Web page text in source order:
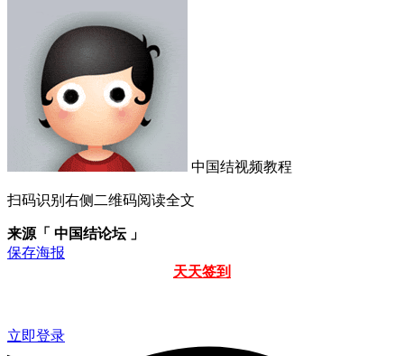
中国结视频教程
扫码识别右侧二维码阅读全文
来源「 中国结论坛 」
保存海报
天天签到
立即登录